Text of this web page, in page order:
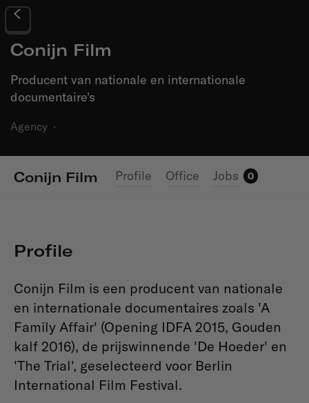
Conijn Film
Producent van nationale en internationale
documentaire's
Agency ·
Conijn Film Profile Office Jobs 0
Profile
Conijn Film is een producent van nationale
en internationale documentaires zoals 'A
Family Affair' (Opening IDFA 2015, Gouden
kalf 2016), de prijswinnende 'De Hoeder' en
'The Trial', geselecteerd voor Berlin
International Film Festival.